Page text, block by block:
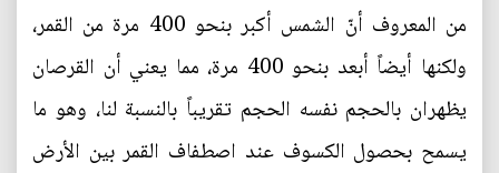
من المعروف أنّ الشمس أكبر بنحو 400 مرة من القمر،
ولكنها أيضاً أبعد بنحو 400 مرة، مما يعني أن القرصان
يظهران بالحجم نفسه الحجم تقريباً بالنسبة لنا، وهو ما
يسمح بحصول الكسوف عند اصطفاف القمر بين الأرض